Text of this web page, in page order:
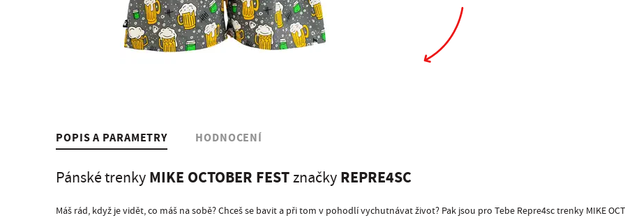
POPIS A PARAMETRY HODNOCENÍ
Pánské trenky MIKE OCTOBER FESTznačky REPRE4SC
Máš rád, když je vidět, co máš na sobě? Chceš se bavit a při tom v pohodlí vychutnávat život? Pak jsou pro Tebe Repre4sc trenky MIKE